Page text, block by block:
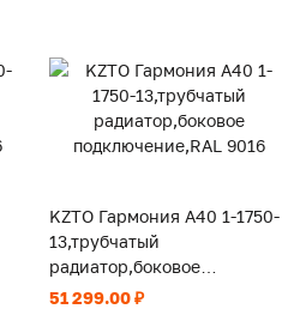
KZTO Гармония А40 1-1750-
13,трубчатый
радиатор,боковое
подключение,RAL 9016
51 299.00 ₽